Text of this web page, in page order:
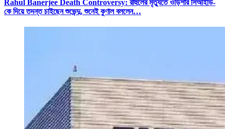
Rahul Banerjee Death Controversy: রাহুলের মৃত্যুতে ওড়িশার সিআইডি-
কে দিয়ে তদন্ত চাইছেন শুভেন্দু, শুনেই কুণাল বললেন…